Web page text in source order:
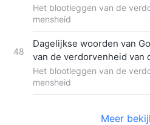
Fragment 346
Het blootleggen van de
mensheid
48
Dagelijkse woorden van
van de verdorvenheid van
Fragment 347
Het blootleggen van de
mensheid
Meer